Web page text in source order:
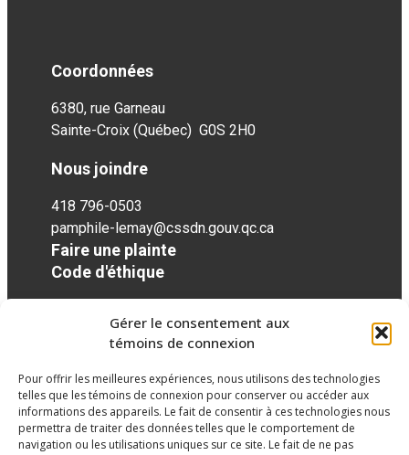
Gérer le consentement aux
témoins de connexion
Pour offrir les meilleures expériences, nous utilisons des technologies
telles que les témoins de connexion pour conserver ou accéder aux
informations des appareils. Le fait de consentir à ces technologies nous
permettra de traiter des données telles que le comportement de
navigation ou les utilisations uniques sur ce site. Le fait de ne pas
Coordonnées
6380, rue Garneau
Sainte-Croix (Québec) G0S 2H0
Nous joindre
418 796-0503
pamphile-lemay@cssdn.gouv.qc.ca
Faire une plainte
Code d'éthique
Réseaux sociaux
facebook
twittergoogleplusgoogleplusgoogleplus